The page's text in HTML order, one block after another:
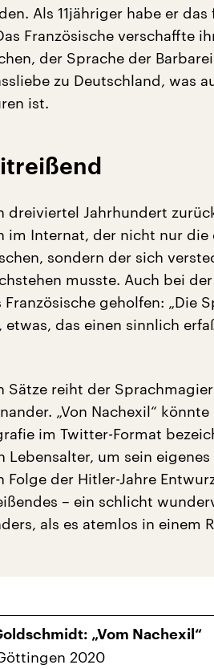
Als 11jähriger habe er
Französische verschaffte
der Sprache der
zu Deutschland, was
ist.
dreiviertel Jahrhundert
im Internat, der nicht nur
sondern der sich
musste. Auch bei
geholfen: „Die
etwas, das einen sinnlich
Sätze reiht der
„Von Nachexil“
im Twitter-Format
Lebensalter, um sein
der Hitler-Jahre
– ein schlicht
als es atemlos in einem
„Vom Nachexil“
2020